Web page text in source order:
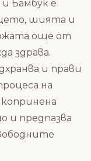
Бамбук е
шията и
още от
здрава.
и прави
на
и предпазва